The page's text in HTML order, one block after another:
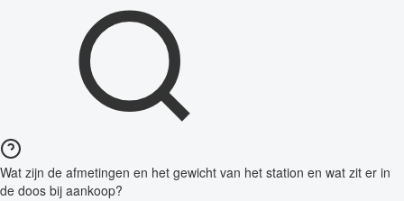
Wat zijn de afmetingen en het gewicht van het station en wat zit er in
de doos bij aankoop?